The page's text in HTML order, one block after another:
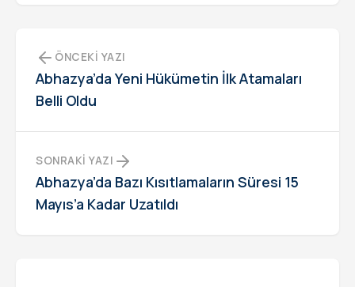
ÖNCEKI YAZI
Abhazya’da Yeni Hükümetin İlk Atamaları
Belli Oldu
SONRAKI YAZI
Abhazya’da Bazı Kısıtlamaların Süresi 15
Mayıs’a Kadar Uzatıldı